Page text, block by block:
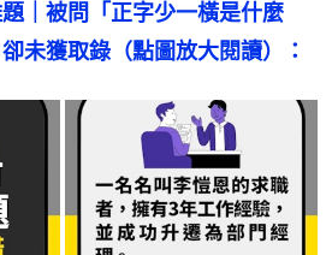
題｜被問「正字少一橫是什麼
未獲取錄（點圖放大閱讀）：